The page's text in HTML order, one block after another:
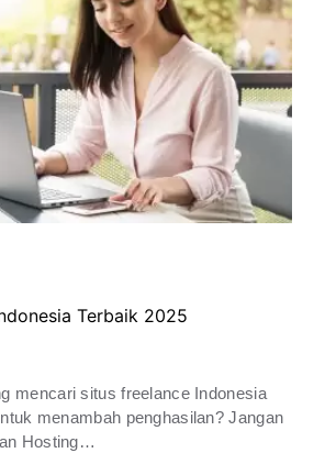
Terbaik 2025
mencari situs freelance Indonesia
menambah penghasilan? Jangan
Hosting…